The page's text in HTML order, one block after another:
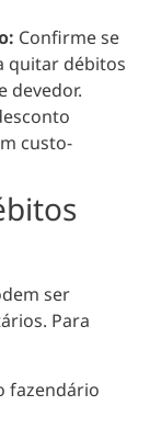
Confirme se
quitar débitos
devedor.
custo-
ser
Para
fazendário